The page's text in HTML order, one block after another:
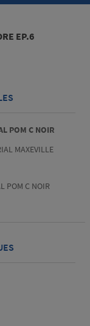
EP.6
POM C NOIR
MAXEVILLE
POM C NOIR